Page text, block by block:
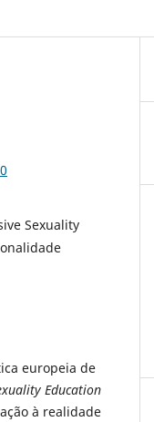
Sexuality
europeia de
Education
à realidade